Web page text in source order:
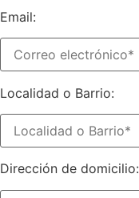
Email:
Localidad o Barrio:
Dirección de domicilio: